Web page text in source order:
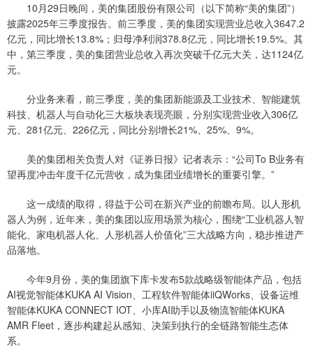
10月29日晚间，美的集团股份有限公司（以下简称“美的集团”）
披露2025年三季度报告。前三季度，美的集团实现营业总收入3647.2
亿元，同比增长13.8%；归母净利润378.8亿元，同比增长19.5%。其
中，第三季度，美的集团营业总收入再次突破千亿元大关，达1124亿
元。
分业务来看，前三季度，美的集团新能源及工业技术、智能建筑
科技、机器人与自动化三大板块表现亮眼，分别实现营业收入306亿
元、281亿元、226亿元，同比分别增长21%、25%、9%。
美的集团相关负责人对《证券日报》记者表示：“公司To B业务有
望再度冲击年度千亿元营收，成为集团业绩增长的重要引擎。”
这一成绩的取得，得益于公司在新兴产业的前瞻布局。以人形机
器人为例，近年来，美的集团以应用场景为核心，围绕“工业机器人智
能化、家电机器人化、人形机器人价值化”三大战略方向，稳步推进产
品落地。
今年9月份，美的集团旗下库卡发布5款战略级智能体产品，包括
AI视觉智能体KUKA AI Vision、工程软件智能体iiQWorks、设备运维
智能体KUKA CONNECT IOT、小库AI助手以及物流智能体KUKA
AMR Fleet，逐步构建起从感知、决策到执行的全链路智能生态体
系。